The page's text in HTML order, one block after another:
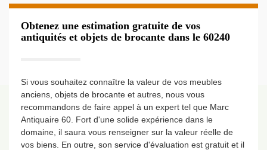
Obtenez une estimation gratuite de vos
antiquités et objets de brocante dans le 60240
Si vous souhaitez connaître la valeur de vos meubles
anciens, objets de brocante et autres, nous vous
recommandons de faire appel à un expert tel que Marc
Antiquaire 60. Fort d'une solide expérience dans le
domaine, il saura vous renseigner sur la valeur réelle de
vos biens. En outre, son service d'évaluation est gratuit et il